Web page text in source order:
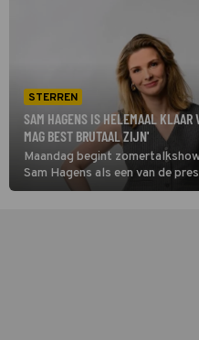
STERREN
SAM HAGENS IS HELEMAAL KLAAR
MAG BEST BRUTAAL ZIJN'
Maandag begint
Sam Hagens als een van de
de hoek te komen aan tafel. ‘Ik